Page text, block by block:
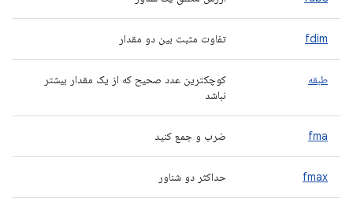
fdim تفاوت مثبت بین دو مقدار
طبقه
کوچکترین عدد صحیح که از یک مقدار بیشتر
نباشد
fma ضرب و جمع کنید
fmax حداکثر دو شناور